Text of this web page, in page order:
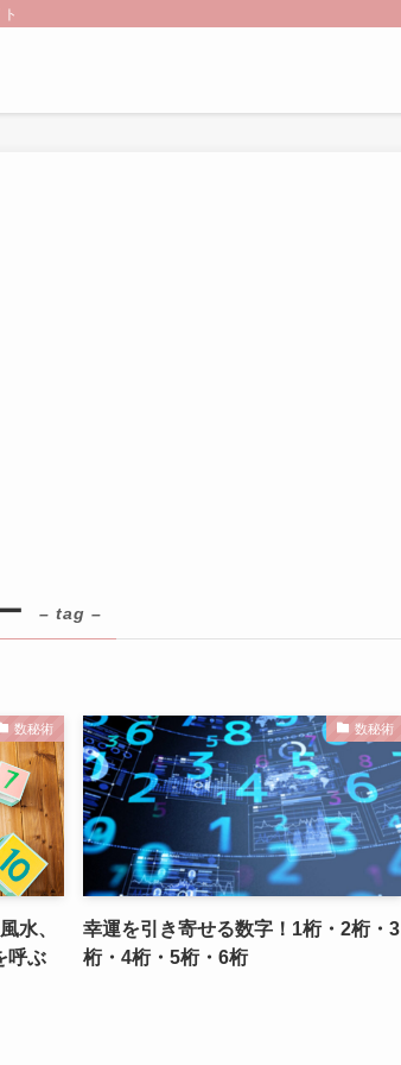
– tag –
数秘術
水、
呼ぶ
数秘術
幸運を引き寄せる数字！1桁・2桁・3
桁・4桁・5桁・6桁